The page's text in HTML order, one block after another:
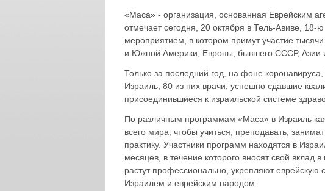
«Маса» - организация, основанная Еврейским
отмечает сегодня, 20 октября в Тель-Авиве,
мероприятием, в котором примут участие
и Южной Америки, Европы, бывшего СССР, Азии и
Только за последний год, на фоне
Израиль, 80 из них врачи, успешно сдавшие
присоединившиеся к израильской системе
По различным программам «Маса» в Израиль
всего мира, чтобы учиться, преподавать,
практику. Участники программ находятся в
месяцев, в течение которого вносят свой вклад
растут профессионально, укрепляют
Израилем и еврейским народом.